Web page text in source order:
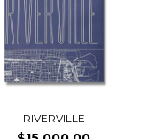
RIVERVILLE